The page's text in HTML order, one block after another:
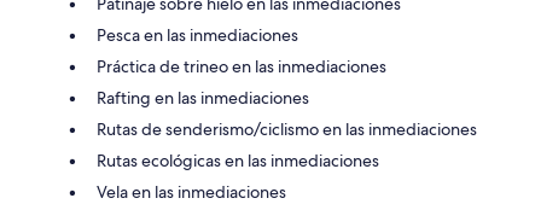
Pesca en las inmediaciones
Práctica de trineo en las inmediaciones
Rafting en las inmediaciones
Rutas de senderismo/ciclismo en las inmediaciones
Rutas ecológicas en las inmediaciones
Vela en las inmediaciones